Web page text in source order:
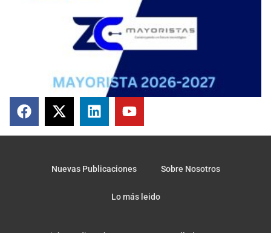
Nuevas Publicaciones Sobre Nosotros
Lo más leido